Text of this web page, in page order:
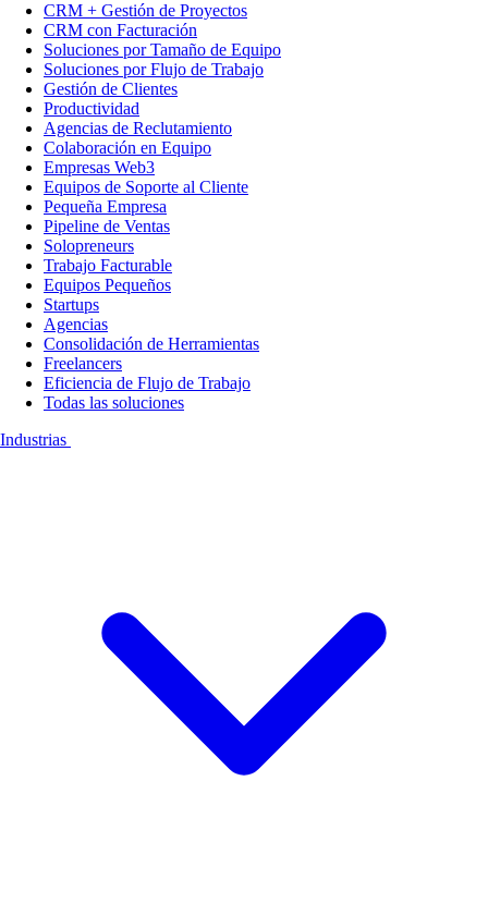
CRM + Gestión de Proyectos
CRM con Facturación
Soluciones por Tamaño de Equipo
Soluciones por Flujo de Trabajo
Gestión de Clientes
Productividad
Agencias de Reclutamiento
Colaboración en Equipo
Empresas Web3
Equipos de Soporte al Cliente
Pequeña Empresa
Pipeline de Ventas
Solopreneurs
Trabajo Facturable
Equipos Pequeños
Startups
Agencias
Consolidación de Herramientas
Freelancers
Eficiencia de Flujo de Trabajo
Todas las soluciones
Industrias